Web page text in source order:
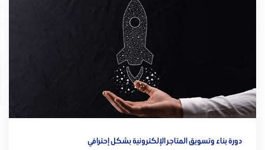
دورة بناء وتسويق المتاجر الإلكترونية بشكل إحترافي